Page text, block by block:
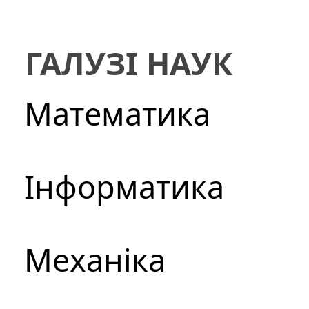
ГАЛУЗІ НАУК
Математика
Інформатика
Механіка